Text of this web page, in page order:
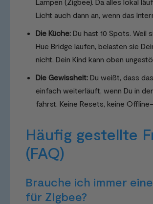
Licht auch dann an, wenn das
Die Küche: Du hast 10 Spots. Weil
Hue Bridge laufen, belasten sie
nicht. Dein Kind kann oben
Die Gewissheit: Du weißt, dass
einfach weiterläuft, wenn Du in
fährst. Keine Resets, keine
Häufig gestellte
(FAQ)
Brauche ich immer
für Zigbee?